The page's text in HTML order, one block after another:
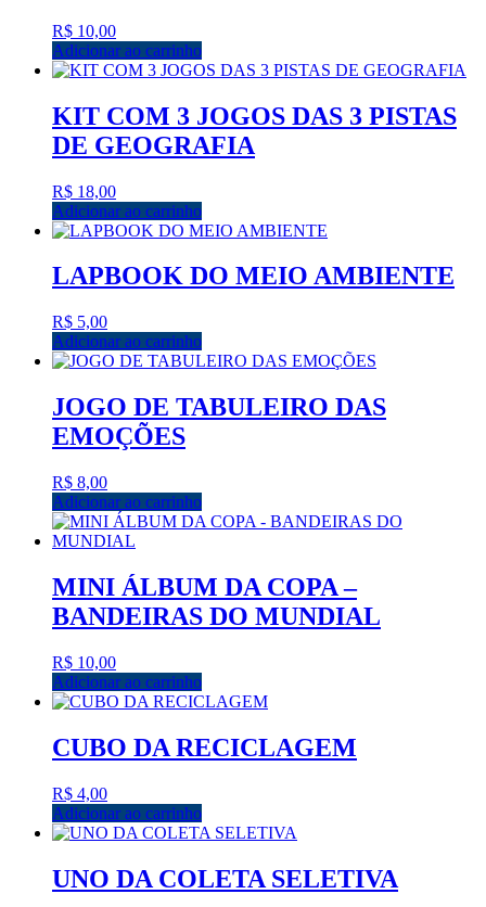
R$ 10,00
Adicionar ao carrinho
KIT COM 3 JOGOS DAS 3 PISTAS
DE GEOGRAFIA
R$ 18,00
Adicionar ao carrinho
LAPBOOK DO MEIO AMBIENTE
R$ 5,00
Adicionar ao carrinho
JOGO DE TABULEIRO DAS
EMOÇÕES
R$ 8,00
Adicionar ao carrinho
MINI ÁLBUM DA COPA –
BANDEIRAS DO MUNDIAL
R$ 10,00
Adicionar ao carrinho
CUBO DA RECICLAGEM
R$ 4,00
Adicionar ao carrinho
UNO DA COLETA SELETIVA